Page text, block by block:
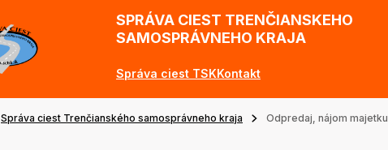
SPRÁVA CIEST TRENČIANSKEHO
SAMOSPRÁVNEHO KRAJA
Správa ciest TSKKontakt
Správa ciest Trenčianského samosprávneho kraja Odpredaj, nájom majetku